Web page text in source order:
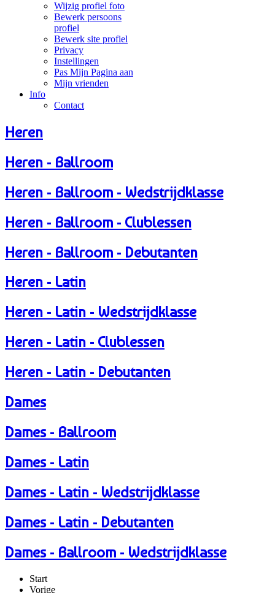
Wijzig profiel foto
Bewerk persoons
profiel
Bewerk site profiel
Privacy
Instellingen
Pas Mijn Pagina aan
Mijn vrienden
Info
Contact
Heren
Heren - Ballroom
Heren - Ballroom - Wedstrijdklasse
Heren - Ballroom - Clublessen
Heren - Ballroom - Debutanten
Heren - Latin
Heren - Latin - Wedstrijdklasse
Heren - Latin - Clublessen
Heren - Latin - Debutanten
Dames
Dames - Ballroom
Dames - Latin
Dames - Latin - Wedstrijdklasse
Dames - Latin - Debutanten
Dames - Ballroom - Wedstrijdklasse
Start
Vorige